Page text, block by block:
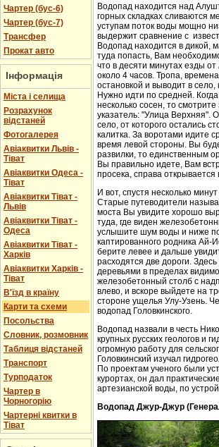
Чартер (бус-6)
Чартер (бус-7)
Трансфер
Прокат авто
Інформація
Міста і селища
Розрахунок
відстаней
Фотогалерея
Авіаквитки Львів -
Тіват
Авіаквитки Одеса -
Тіват
Авіаквитки Тіват -
Львів
Авіаквитки Тіват -
Одеса
Авіаквитки Тіват -
Харків
Авіаквитки Харків -
Тіват
В'їзд в країну
Карти та схеми
Посольства
Словник, розмовник
Таблиця відстаней
Транспорт
Турподаток
Чартер в
Чорногорію
Чартерні квитки в
Тіват
Водопад находится над
горных складках сливаются
уступам поток воды мощно
выдержит сравнение с
Водопад находится в дикой,
туда попасть, Вам
что в десяти минутах езды
около 4 часов. Тропа,
остановкой и выводит в
Нужно идти по средней.
несколько сосен, то
указатель: "Улица Верхняя".
село, от которого остались
калитка. За воротами идите
время левой стороны. Вы
развилки, то единственным
Вы правильно идете, Вам
просека, справа
И вот, спустя несколько
Старые путеводители
моста Вы увидите хорошо
туда, где виден
услышите шум воды и ниже
каптированного родника Ай-
берите левее и дальше
расходятся две дороги.
деревьями в пределах
железобетонный столб с
влево, и вскоре выйдете на
стороне ущелья Улу-Узень.
водопад Головкинского.
Водопад назвали в честь
крупных русских геологов и
огромную работу для
Головкинский изучал
По проектам ученого были
курортах, он дал
артезианской воды, по
Водопад Джур-Джур